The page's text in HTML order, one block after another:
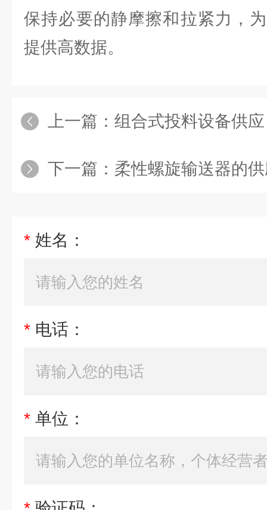
保持必要的静摩擦和拉紧力，
提供高数据。
上一篇： 组合式投料设备供应
下一篇： 柔性螺旋输送器的
* 姓名：
* 电话：
* 单位：